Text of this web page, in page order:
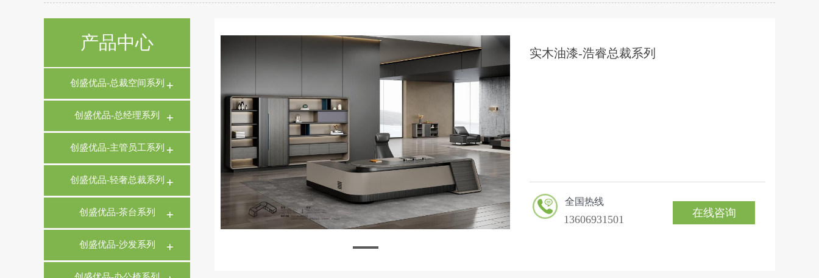
实木油漆-浩睿总裁系列
全国热线
13606931501
在线咨询
产品中心
创盛优品-总裁空间系列
创盛优品-总经理系列
创盛优品-主管员工系列
创盛优品-轻奢总裁系列
创盛优品-茶台系列
创盛优品-沙发系列